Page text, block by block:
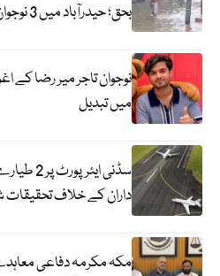
بحق؛ حیدرآباد میں 3 نوجوان ڈوب گئے
نوجوان تاجر میر رضا کے
میں تبدیل
سڈنی
داران کے خلاف تحقیقات
مکہ مکرمہ دفاعی